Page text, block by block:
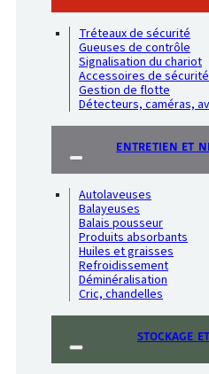
Tréteaux de sécurité
Gueuses de contrôle
Signalisation du chariot
Accessoires de sécurité
Gestion de flotte
Détecteurs, caméras,
ENTRETIEN ET
Autolaveuses
Balayeuses
Balais pousseur
Produits absorbants
Huiles et graisses
Refroidissement
Déminéralisation
Cric, chandelles
STOCKAGE